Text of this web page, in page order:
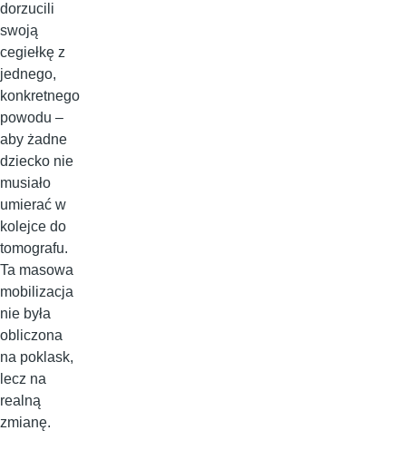
dorzucili
swoją
cegiełkę z
jednego,
konkretnego
powodu –
aby żadne
dziecko nie
musiało
umierać w
kolejce do
tomografu.
Ta masowa
mobilizacja
nie była
obliczona
na poklask,
lecz na
realną
zmianę.